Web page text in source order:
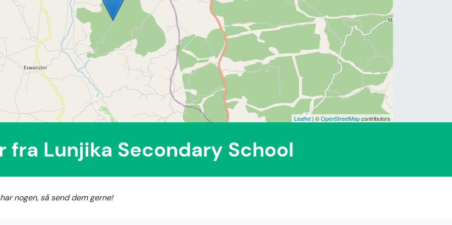
Leaflet | ©OpenStreetMapcontributors
fra Lunjika Secondary School
nogen, så send dem gerne!